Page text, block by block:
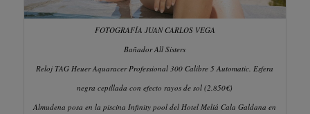
FOTOGRAFÍA JUAN CARLOS VEGA
Bañador All Sisters
Reloj TAG Heuer Aquaracer Professional 300 Calibre 5 Automatic. Esfera
negra cepillada con efecto rayos de sol (2.850€)
Almudena posa en la piscina Infinity pool del Hotel MeliáCala Galdana en